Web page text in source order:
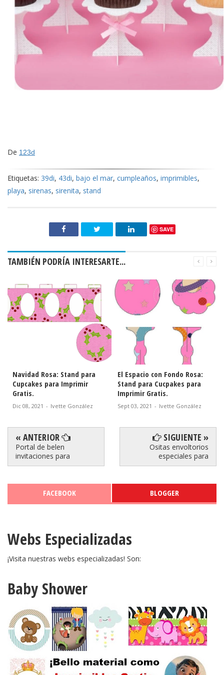
De 123d
Etiquetas: 39di, 43di, bajo el mar, cumpleaños, imprimibles,
playa, sirenas, sirenita, stand
SAVE
TAMBIÉN PODRÍA INTERESARTE...
Navidad Rosa: Stand para
Cupcakes para Imprimir
Gratis.
Dic 08, 2021 - Ivette González
El Espacio con Fondo Rosa:
Stand para Cucpakes para
Imprimir Gratis.
Sept 03, 2021 - Ivette González
« ANTERIOR
Portal de belen
invitaciones para
SIGUIENTE »
Ositas envoltorios
especiales para
FACEBOOK BLOGGER
Webs Especializadas
¡Visita nuestras webs especializadas! Son:
Baby Shower